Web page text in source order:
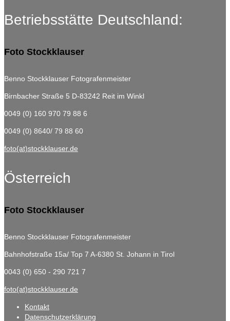
Betriebsstätte Deutschland:
Foto Stockklauser
Benno Stockklauser Fotografenmeister
Birnbacher Straße 5 D-83242 Reit im Winkl
0049 (0) 160 970 79 88 6
0049 (0) 8640/ 79 88 60
foto(at)stockklauser.de
Österreich
Foto Stockklauser
Benno Stockklauser Fotografenmeister
Bahnhofstraße 15a/ Top 7 A-6380 St. Johann in Tirol
0043 (0) 650 - 290 721 7
foto(at)stockklauser.de
Kontakt
Datenschutzerklärung